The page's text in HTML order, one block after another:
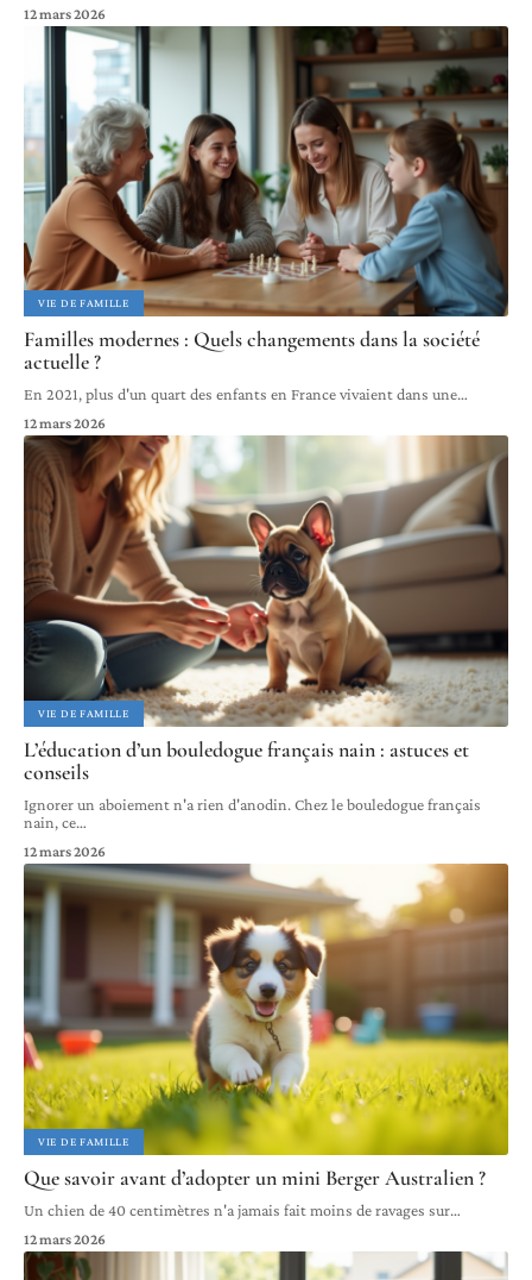
12 mars 2026
VIE DE FAMILLE
Familles modernes : Quels changements dans la société
actuelle ?
En 2021, plus d'un quart des enfants en France vivaient dans une…
12 mars 2026
VIE DE FAMILLE
L’éducation d’un bouledogue français nain : astuces et
conseils
Ignorer un aboiement n'a rien d'anodin. Chez le bouledogue français
nain, ce…
12 mars 2026
VIE DE FAMILLE
Que savoir avant d’adopter un mini Berger Australien ?
Un chien de 40 centimètres n'a jamais fait moins de ravages sur…
12 mars 2026